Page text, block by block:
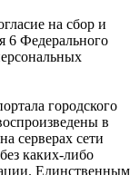
на сбор и
6 Федерального
городского
в
серверах сети
каких-либо
Единственным